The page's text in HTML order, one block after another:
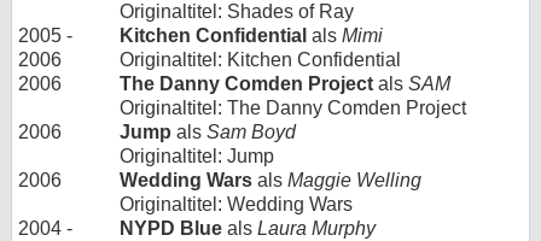
Originaltitel: Shades of Ray
2005 -
2006
Kitchen Confidential als Mimi
Originaltitel: Kitchen Confidential
2006
The Danny Comden Project als SAM
Originaltitel: The Danny Comden Project
2006
Jump als Sam Boyd
Originaltitel: Jump
2006
Wedding Wars als Maggie Welling
Originaltitel: Wedding Wars
2004 -
NYPD Blue als Laura Murphy